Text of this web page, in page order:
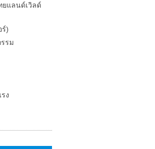
แลนด์เวิลด์
ร์)
รม
ง